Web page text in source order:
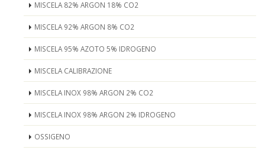
MISCELA 82% ARGON 18% CO2
MISCELA 92% ARGON 8% CO2
MISCELA 95% AZOTO 5% IDROGENO
MISCELA CALIBRAZIONE
MISCELA INOX 98% ARGON 2% CO2
MISCELA INOX 98% ARGON 2% IDROGENO
OSSIGENO